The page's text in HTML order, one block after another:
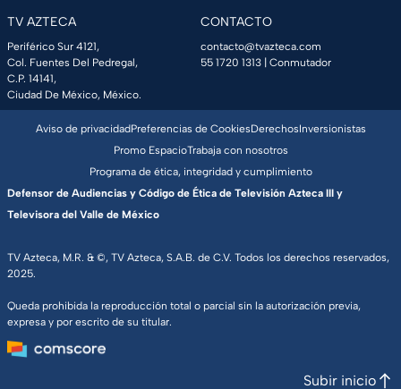
TV AZTECA
Periférico Sur 4121,
Col. Fuentes Del Pedregal,
C.P. 14141,
Ciudad De México, México.
CONTACTO
contacto@tvazteca.com
55 1720 1313 | Conmutador
TV Azteca, M.R. & ©, TV Azteca, S.A.B. de C.V. Todos los derechos reservados,
2025.
Queda prohibida la reproducción total o parcial sin la autorización previa,
expresa y por escrito de su titular.
Aviso de privacidadPreferencias de CookiesDerechosInversionistas
Promo EspacioTrabaja con nosotros
Programa de ética, integridad y cumplimiento
Defensor de Audiencias y Código de Ética de Televisión Azteca III y
Televisora del Valle de México
Subir inicio